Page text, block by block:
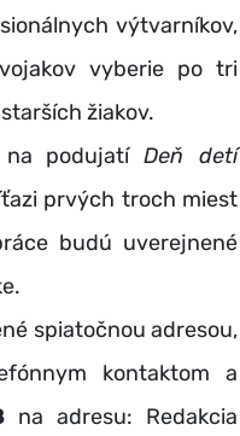
výtvarníkov,
vyberie po tri
žiakov.
podujatíDeň detí
prvých troch miest
budú uverejnené
spiatočnou adresou,
kontaktom a
na adresu: Redakcia